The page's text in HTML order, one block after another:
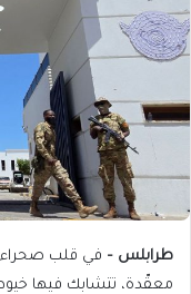
طرابلس – في قلب صحراء
معقّدة، تتشابك فيها